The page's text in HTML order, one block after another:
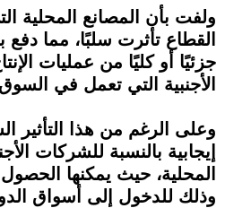
ولفت بأن المصانع المحلية
القطاع تأثرت سلبًا، مما
جزئيًا أو كليًا من عمليات
الأجنبية التي تعمل في
وعلى الرغم من هذا التأثير
إيجابية بالنسبة للشركات
المحلية، حيث يمكنها
وذلك للدخول إلى أسواق